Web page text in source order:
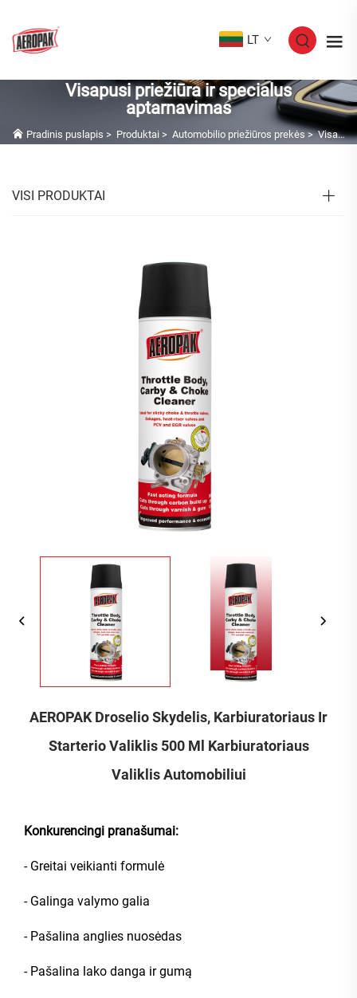
LT
Visapusi priežiūra ir specialus
aptarnavimas
Pradinis puslapis > Produktai > Automobilio priežiūros prekės>Visapusi priežiūra ir specialus aptarnavimas
VISI PRODUKTAI
AEROPAK Droselio Skydelis, Karbiuratoriaus Ir
Starterio Valiklis 500 Ml Karbiuratoriaus
Valiklis Automobiliui
Konkurencingi pranašumai:
- Greitai veikianti formulė
- Galinga valymo galia
- Pašalina anglies nuosėdas
- Pašalina lako danga ir gumą